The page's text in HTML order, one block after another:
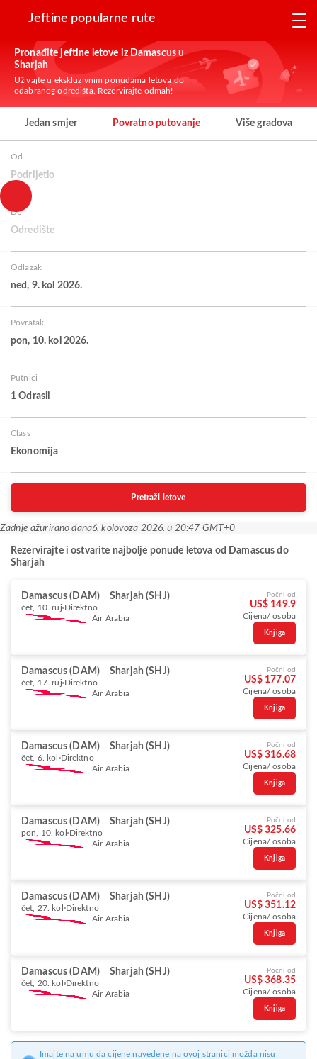
Jeftine popularne rute
Pronađite jeftine letove iz Damascus u
Sharjah
Uživajte u ekskluzivnim ponudama letova do
odabranog odredišta. Rezervirajte odmah!
Jedan smjer Povratno putovanje Više gradova
Od
Podrijetlo
Do
Odredište
Odlazak
ned, 9. kol 2026.
Povratak
pon, 10. kol 2026.
Putnici
1 Odrasli
Class
Ekonomija
Pretraži letove
Zadnje ažurirano dana6. kolovoza 2026. u 20:47 GMT+0
Rezervirajte i ostvarite najbolje ponude letova od Damascus do
Sharjah
Damascus (DAM) Sharjah (SHJ)
čet, 10. ruj Direktno
Air Arabia
Počni od
US$ 149.9
Cijena/ osoba
Knjiga
Damascus (DAM) Sharjah (SHJ)
čet, 17. ruj Direktno
Air Arabia
Počni od
US$ 177.07
Cijena/ osoba
Knjiga
Damascus (DAM) Sharjah (SHJ)
čet, 6. kol Direktno
Air Arabia
Počni od
US$ 316.68
Cijena/ osoba
Knjiga
Damascus (DAM) Sharjah (SHJ)
pon, 10. kol Direktno
Air Arabia
Počni od
US$ 325.66
Cijena/ osoba
Knjiga
Damascus (DAM) Sharjah (SHJ)
čet, 27. kol Direktno
Air Arabia
Počni od
US$ 351.12
Cijena/ osoba
Knjiga
Damascus (DAM) Sharjah (SHJ)
čet, 20. kol Direktno
Air Arabia
Počni od
US$ 368.35
Cijena/ osoba
Knjiga
Imajte na umu da cijene navedene na ovoj stranici možda nisu